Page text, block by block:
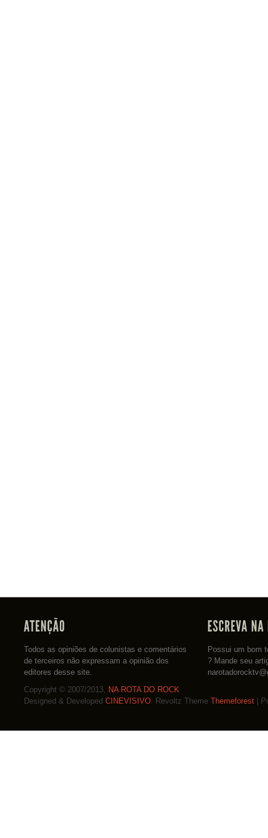
Todos as opiniões de colunistas e comentários
de terceiros não expressam a opinião dos
editores desse site.
Possui um bom
? Mande seu
Copyright © 2007/2013, NA ROTA DO ROCK
Designed & Developed CINEVISIVO. Revoltz Theme Themeforest |